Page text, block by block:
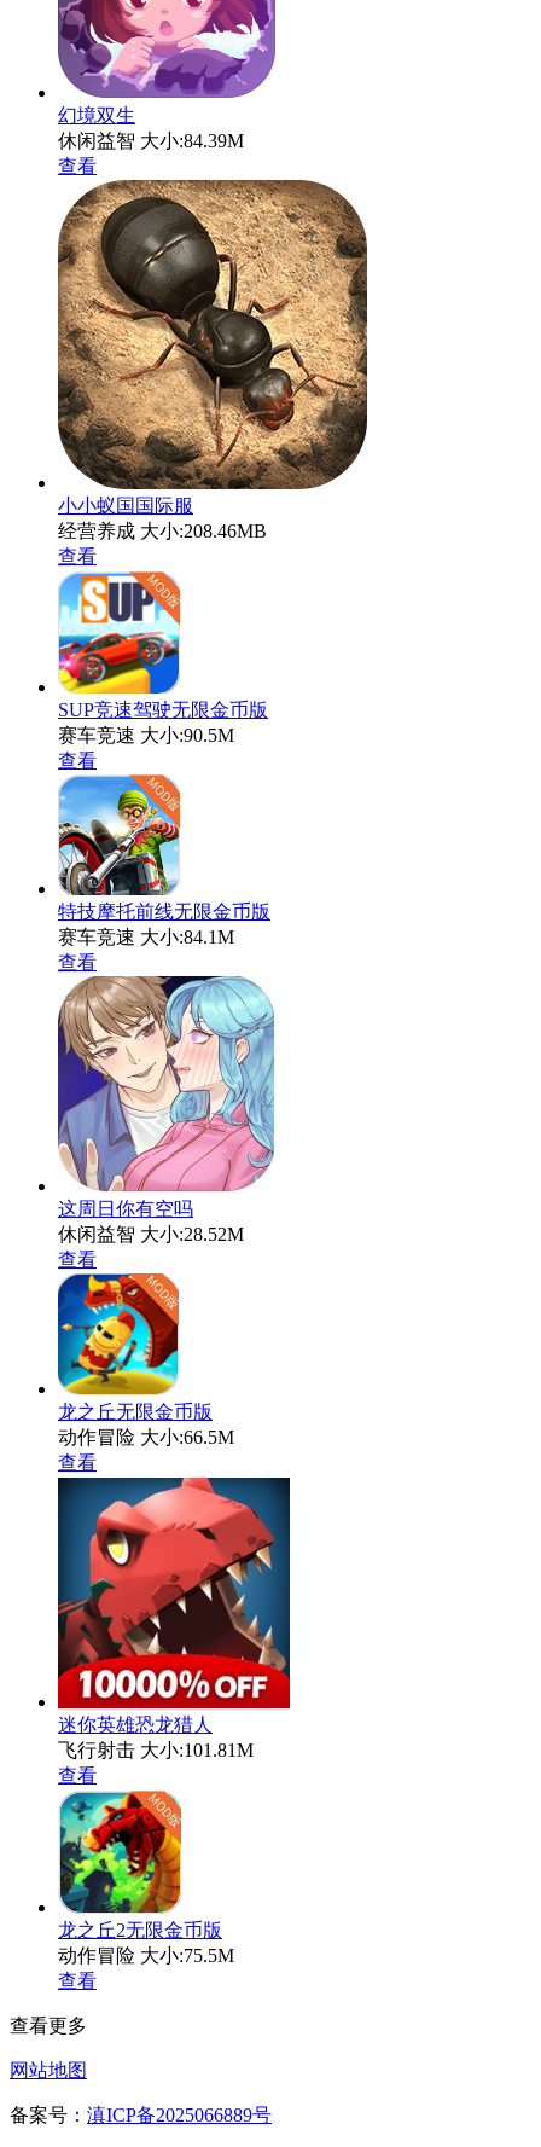
幻境双生
休闲益智 大小:84.39M
查看
小小蚁国国际服
经营养成 大小:208.46MB
查看
SUP竞速驾驶无限金币版
赛车竞速 大小:90.5M
查看
特技摩托前线无限金币版
赛车竞速 大小:84.1M
查看
这周日你有空吗
休闲益智 大小:28.52M
查看
龙之丘无限金币版
动作冒险 大小:66.5M
查看
迷你英雄恐龙猎人
飞行射击 大小:101.81M
查看
龙之丘2无限金币版
动作冒险 大小:75.5M
查看
查看更多
网站地图
备案号： 滇ICP备2025066889号